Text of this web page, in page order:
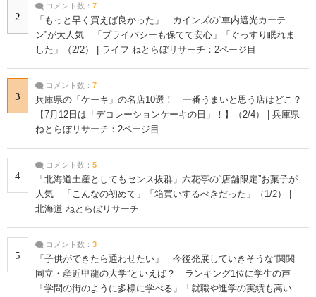
2
コメント数： 7
「もっと早く買えば良かった」 カインズの“車内遮光カーテ
ン”が大人気 「プライバシーも保てて安心」「ぐっすり眠れま
した」（2/2） | ライフ ねとらぼリサーチ：2ページ目
3
コメント数： 7
兵庫県の「ケーキ」の名店10選！ 一番うまいと思う店はどこ？
【7月12日は「デコレーションケーキの日」！】（2/4） | 兵庫県
ねとらぼリサーチ：2ページ目
4
コメント数： 5
「北海道土産としてもセンス抜群」六花亭の“店舗限定”お菓子が
人気 「こんなの初めて」「箱買いするべきだった」（1/2） |
北海道 ねとらぼリサーチ
5
コメント数： 3
「子供ができたら通わせたい」 今後発展していきそうな“関関
同立・産近甲龍の大学”といえば？ ランキング1位に学生の声
「学問の街のように多様に学べる」「就職や進学の実績も高い」